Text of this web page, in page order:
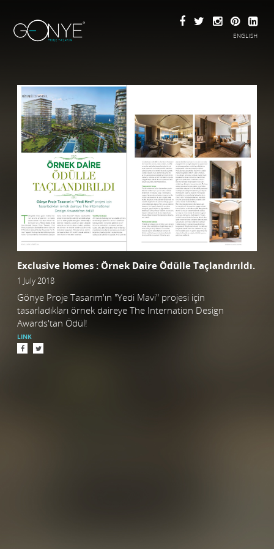
ENGLISH
Exclusive Homes : Örnek Daire Ödülle Taçlandırıldı.
1 July 2018
Gönye Proje Tasarım'ın "Yedi Mavi" projesi için
tasarladıkları örnek daireye The Internation Design
Awards'tan Ödül!
LINK